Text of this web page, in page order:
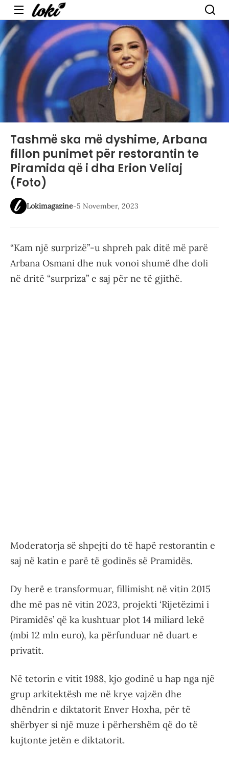
Menu
Tashmë ska më dyshime, Arbana
fillon punimet për restorantin te
Piramida që i dha Erion Veliaj
(Foto)
Lokimagazine-5 November, 2023
“Kam një surprizë”-u shpreh pak ditë më parë
Arbana Osmani dhe nuk vonoi shumë dhe doli
në dritë “surpriza” e saj për ne të gjithë.
Moderatorja së shpejti do të hapë restorantin e
saj në katin e parë të godinës së Pramidës.
Dy herë e transformuar, fillimisht në vitin 2015
dhe më pas në vitin 2023, projekti ‘Rijetëzimi i
Piramidës’ që ka kushtuar plot 14 miliard lekë
(mbi 12 mln euro), ka përfunduar në duart e
privatit.
Në tetorin e vitit 1988, kjo godinë u hap nga një
grup arkitektësh me në krye vajzën dhe
dhëndrin e diktatorit Enver Hoxha, për të
shërbyer si një muze i përhershëm që do të
kujtonte jetën e diktatorit.